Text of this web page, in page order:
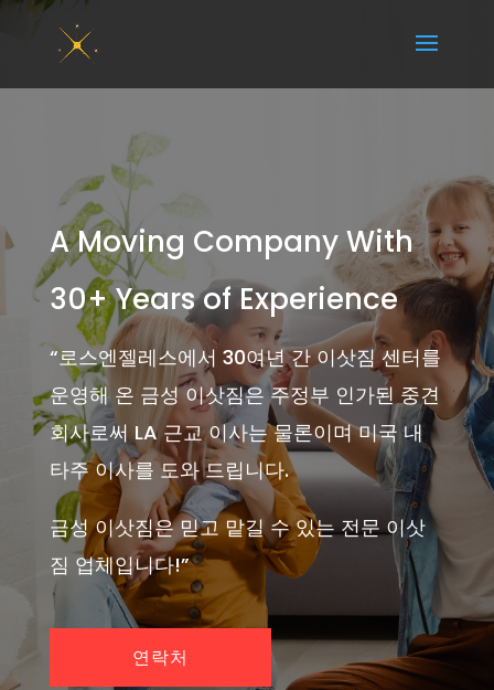
A Moving Company With
30+ Years of Experience
“로스엔젤레스에서 30여년 간 이삿짐 센터를
운영해 온 금성 이삿짐은 주정부 인가된 중견
회사로써 LA 근교 이사는 물론이며 미국 내
타주 이사를 도와 드립니다.
금성 이삿짐은 믿고 맡길 수 있는 전문 이삿
짐 업체입니다!”
연락처